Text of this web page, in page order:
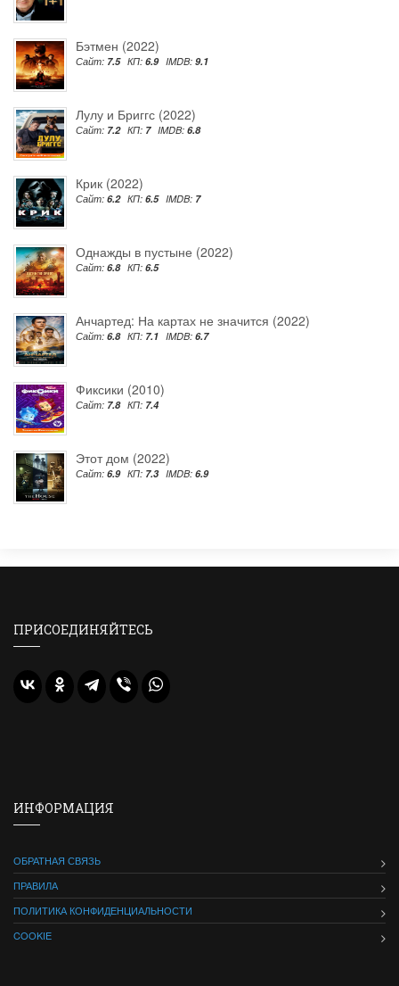
Бэтмен (2022)
Сайт: 7.5 КП: 6.9 IMDB: 9.1
Лулу и Бриггс (2022)
Сайт: 7.2 КП: 7 IMDB: 6.8
Крик (2022)
Сайт: 6.2 КП: 6.5 IMDB: 7
Однажды в пустыне (2022)
Сайт: 6.8 КП: 6.5
Анчартед: На картах не значится (2022)
Сайт: 6.8 КП: 7.1 IMDB: 6.7
Фиксики (2010)
Сайт: 7.8 КП: 7.4
Этот дом (2022)
Сайт: 6.9 КП: 7.3 IMDB: 6.9
ПРИСОЕДИНЯЙТЕСЬ
ИНФОРМАЦИЯ
ОБРАТНАЯ СВЯЗЬ
ПРАВИЛА
ПОЛИТИКА КОНФИДЕНЦИАЛЬНОСТИ
COOKIE